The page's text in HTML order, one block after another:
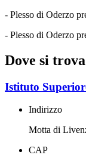
- Plesso di Oderzo
- Plesso di Oderzo
Dove si trova
Istituto
Indirizzo
Motta di
CAP